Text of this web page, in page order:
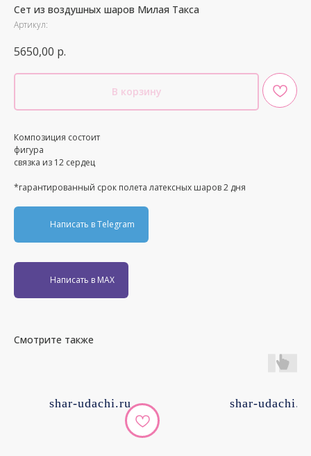
Сет из воздушных шаров Милая Такса
Артикул:
5650,00 р.
В корзину
Композиция состоит
фигура
связка из 12 сердец
*гарантированный срок полета латексных шаров 2 дня
Написать в Telegram
Написать в MAX
Смотрите также
shar-udachi.ru shar-udachi.ru